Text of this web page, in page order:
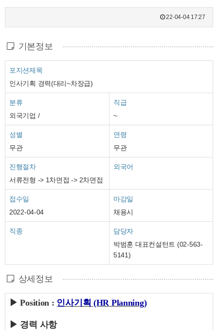
22-04-04 17:27
기본정보
포지션제목
인사기획 경력(대리~차장급)
분류
외국기업 /
직급
~
성별
무관
연령
무관
진행절차
서류전형 -> 1차면접 -> 2차면접
외국어
접수일
2022-04-04
마감일
채용시
직종
담당자
박범훈 대표컨설턴트 (02-563-
5141)
상세정보
▶ Position : 인사기획 (HR Planning)
▶ 경력 사항